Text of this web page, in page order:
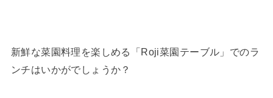
新鮮な菜園料理を楽しめる「Roji菜園テーブル」でのラ
ンチはいかがでしょうか？